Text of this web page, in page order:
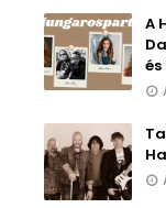
A